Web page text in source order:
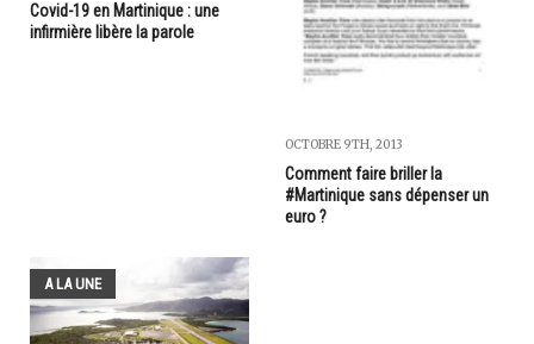
Covid-19 en Martinique : une
infirmière libère la parole
OCTOBRE 9TH, 2013
Comment faire briller la
#Martinique sans dépenser un
euro ?
A LA UNE